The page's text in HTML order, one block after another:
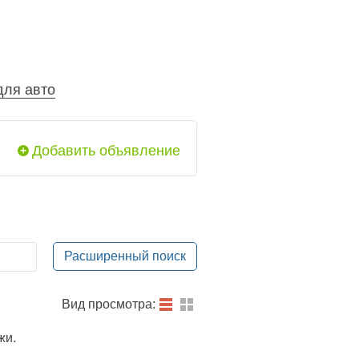
авто
Добавить объявление
Расширенный поиск
Вид просмотра: